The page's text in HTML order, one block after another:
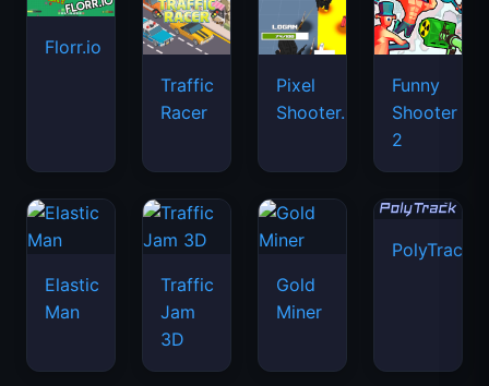
Florr.io
Traffic
Racer
Pixel
Shooter.IO
Funny
Shooter
2
Elastic
Man
Traffic
Jam
3D
Gold
Miner
PolyTrack